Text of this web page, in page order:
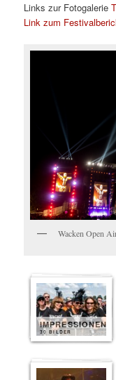
Links zur Fotogalerie
Link zum
Wacken Open
IMPRESSIONEN
30 BILDER